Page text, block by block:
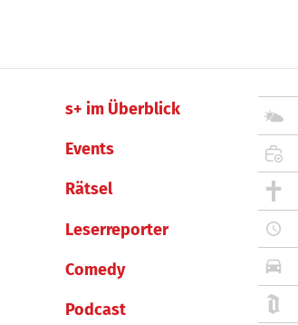
s+ im Überblick
Events
Rätsel
Leserreporter
Comedy
Podcast